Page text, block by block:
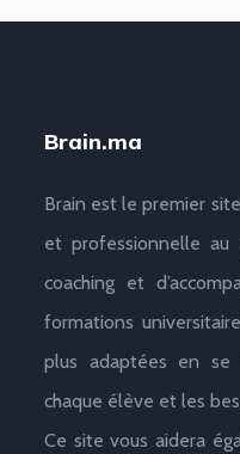
Brain.ma
Brain est le premier
et professionnelle au
coaching et
formations
plus adaptées en se
chaque élève et les
Ce site vous aidera